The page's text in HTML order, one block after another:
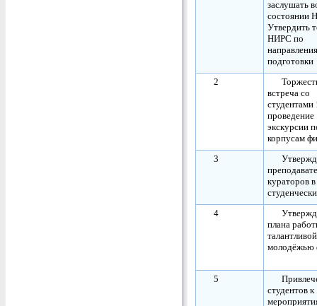
заслушать
состоянии
Утвердить
НИРС по
подготовки
2
встреча со
студентами
проведение
экскурсии
корпусам
3
кураторов в
4
плана
талантливой
молодёжью
5
студентов к